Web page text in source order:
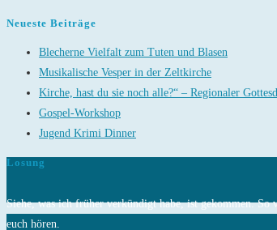
Neueste Beiträge
Blecherne Vielfalt zum Tuten und Blasen
Musikalische Vesper in der Zeltkirche
Kirche, hast du sie noch alle?“ – Regionaler
Gospel-Workshop
Jugend Krimi Dinner
Losung
Siehe, was ich früher verkündigt habe, ist gekommen. So
euch hören.